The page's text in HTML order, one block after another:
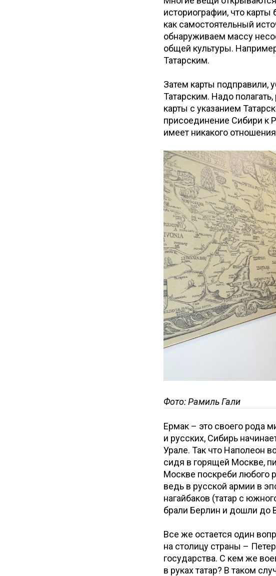
историографии, что
как самостоятельный
обнаруживаем массу
общей культуры.
Татарским.
Затем карты подправили,
Татарским. Надо
карты с указанием
присоединение Сибири к
имеет никакого
Фото: Рамиль Гали
Ермак – это своего рода
и русских, Сибирь
Урале. Так что Наполеон
сидя в горящей Москве,
Москве поскреби любого
ведь в русской армии в
нагайбаков (татар с
брали Берлин и дошли до
Все же остается один
на столицу страны –
государства. С кем же
в руках татар? В таком